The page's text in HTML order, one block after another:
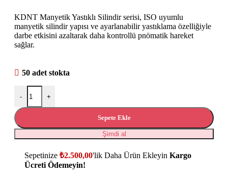
KDNT Manyetik Yastıklı Silindir serisi, ISO uyumlu
manyetik silindir yapısı ve ayarlanabilir yastıklama özelliğiyle
darbe etkisini azaltarak daha kontrollü pnömatik hareket
sağlar.
50 adet stokta
- +
Sepete Ekle
Şimdi al
Sepetinize ₺2.500,00'lik Daha Ürün Ekleyin Kargo
Ücreti Ödemeyin!